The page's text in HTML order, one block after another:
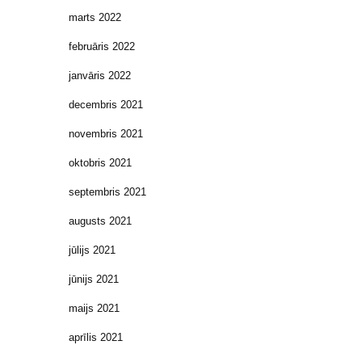
marts 2022
februāris 2022
janvāris 2022
decembris 2021
novembris 2021
oktobris 2021
septembris 2021
augusts 2021
jūlijs 2021
jūnijs 2021
maijs 2021
aprīlis 2021